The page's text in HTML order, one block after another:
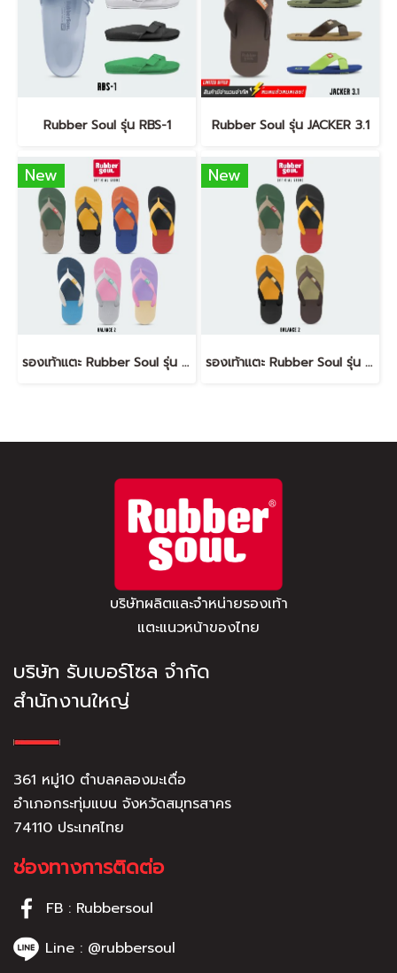
Rubber Soul รุ่น RBS-1 Rubber Soul รุ่น JACKER 3.1
New
รองเท้าแตะ Rubber Soul รุ่น Balance-2
New
รองเท้าแตะ Rubber Soul รุ่น Balance-2
บริษัทผลิตและจำหน่ายรองเท้า
แตะแนวหน้าของไทย
บริษัท รับเบอร์โซล จำกัด
สำนักงานใหญ่
361 หมู่10 ตำบลคลองมะเดื่อ
อำเภอกระทุ่มแบน จังหวัดสมุทรสาคร
74110 ประเทศไทย
ช่องทางการติดต่อ
FB : Rubbersoul
Line : @rubbersoul